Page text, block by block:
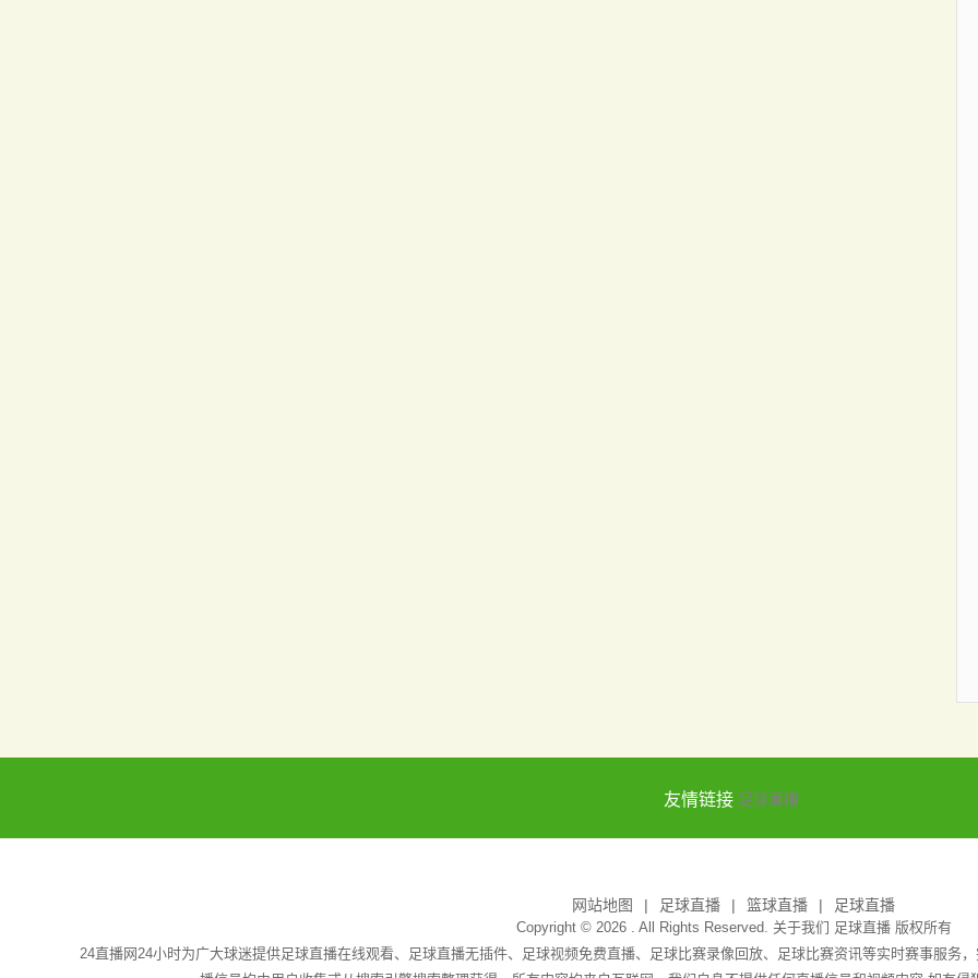
友情链接 足球直播
网站地图 足球直播 篮球直播 足球直播
Copyright © 2026 . All Rights Reserved. 关于我们 足球直播版权所有
24直播网24小时为广大球迷提供足球直播在线观看、足球直播无插件、足球视频免费直播、足球比赛录像回放、足球比赛资讯等实时赛事服务